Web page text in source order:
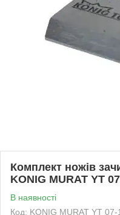
Комплект ножів
KONIG MURAT YT
В наявності
Код: KONIG MURAT YT 07-1